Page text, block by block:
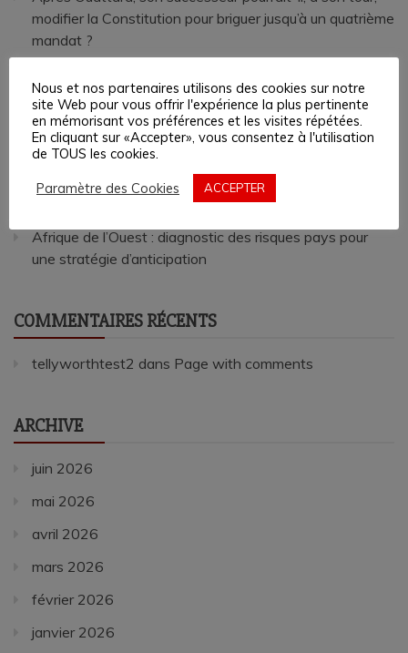
modifier la Constitution pour briguer jusqu’à un quatrième
mandat ?
défis
L’Afrique de l’Ouest face au terrorisme : quelles
menaces pour demain ?
Téné Birahima Ouattara : trois postes clés, plus de 1
000 milliards de FCFA gérés sous le régime Ouattara
Afrique de l’Ouest : diagnostic des risques pays pour
une stratégie d’anticipation
COMMENTAIRES RÉCENTS
tellyworthtest2 dans Page with comments
ARCHIVE
juin 2026
mai 2026
avril 2026
mars 2026
février 2026
janvier 2026
Nous et nos partenaires utilisons des cookies sur notre
site Web pour vous offrir l'expérience la plus pertinente
en mémorisant vos préférences et les visites répétées.
En cliquant sur «Accepter», vous consentez à l'utilisation
de TOUS les cookies.
Paramètre des Cookies
ACCEPTER